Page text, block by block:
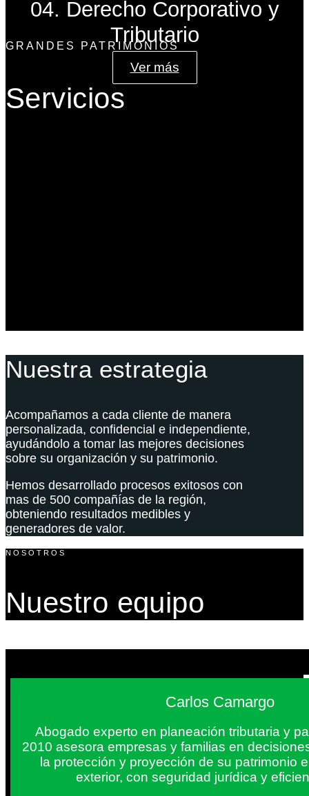
04. Derecho Corporativo y
Tributario
Ver más
GRANDES PATRIMONIOS
Servicios
Nuestra estrategia
Acompañamos a cada cliente de manera
personalizada, confidencial e independiente,
ayudándolo a tomar las mejores decisiones
sobre su organización y su patrimonio.
Hemos desarrollado procesos exitosos con
mas de 500 compañías de la región,
obteniendo resultados medibles y
generadores de valor.
NOSOTROS
Nuestro equipo
Carlos Camargo
Abogado experto en planeación tributaria y
2010 asesora empresas y familias en
la protección y proyección de su patrimonio
exterior, con seguridad jurídica y